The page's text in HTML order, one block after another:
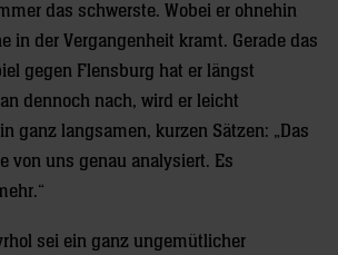
das schwerste. Wobei er ohnehin
in der Vergangenheit kramt. Gerade das
gegen Flensburg hat er längst
dennoch nach, wird er leicht
ganz langsamen, kurzen Sätzen: „Das
von uns genau analysiert. Es
sei ein ganz ungemütlicher